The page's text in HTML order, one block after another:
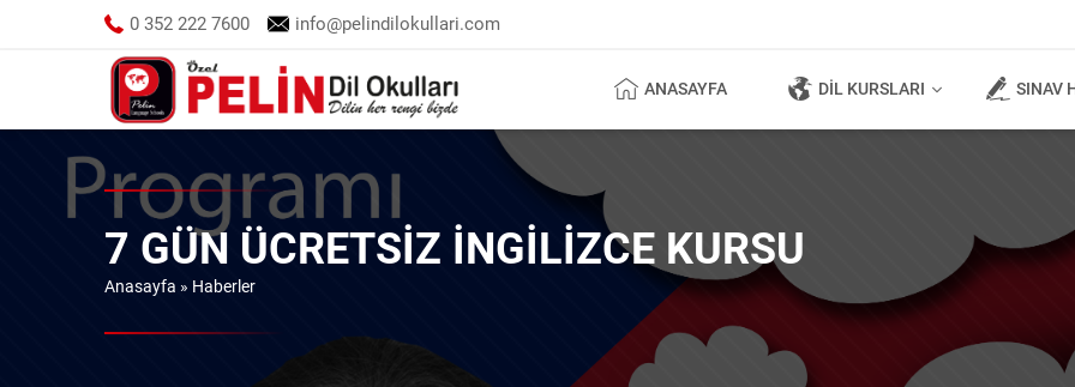
0 352 222 7600 info@pelindilokullari.com
ANASAYFA DİL KURSLARI SINAV
7 GÜN ÜCRETSIZ İNGILIZCE KURSU
Anasayfa » Haberler